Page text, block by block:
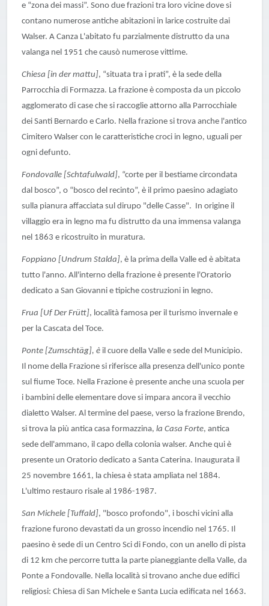
e “zona dei massi”. Sono due frazioni tra loro vicine dove si
contano numerose antiche abitazioni in larice costruite dai
Walser. A Canza L'abitato fu parzialmente distrutto da una
valanga nel 1951 che causò numerose vittime.
Chiesa [in der mattu], “situata tra i prati”, è la sede della
Parrocchia di Formazza. La frazione è composta da un piccolo
agglomerato di case che si raccoglie attorno alla Parrocchiale
dei Santi Bernardo e Carlo. Nella frazione si trova anche l'antico
Cimitero Walser con le caratteristiche croci in legno, uguali per
ogni defunto.
Fondovalle [Schtafulwald], “corte per il bestiame circondata
dal bosco”, o “bosco del recinto”, è il primo paesino adagiato
sulla pianura affacciata sul dirupo "delle Casse". In origine il
villaggio era in legno ma fu distrutto da una immensa valanga
nel 1863 e ricostruito in muratura.
Foppiano [Undrum Stalda], è la prima della Valle ed è abitata
tutto l'anno. All'interno della frazione è presente l'Oratorio
dedicato a San Giovanni e tipiche costruzioni in legno.
Frua [Uf Der Frütt], località famosa per il turismo invernale e
per la Cascata del Toce.
Ponte [Zumschtäg], è il cuore della Valle e sede del Municipio.
Il nome della Frazione si riferisce alla presenza dell'unico ponte
sul fiume Toce. Nella Frazione è presente anche una scuola per
i bambini delle elementare dove si impara ancora il vecchio
dialetto Walser. Al termine del paese, verso la frazione Brendo,
si trova la più antica casa formazzina, la Casa Forte, antica
sede dell'ammano, il capo della colonia walser. Anche qui è
presente un Oratorio dedicato a Santa Caterina. Inaugurata il
25 novembre 1661, la chiesa è stata ampliata nel 1884.
L'ultimo restauro risale al 1986-1987.
San Michele [Tuffald], "bosco profondo", i boschi vicini alla
frazione furono devastati da un grosso incendio nel 1765. Il
paesino è sede di un Centro Sci di Fondo, con un anello di pista
di 12 km che percorre tutta la parte pianeggiante della Valle, da
Ponte a Fondovalle. Nella località si trovano anche due edifici
religiosi: Chiesa di San Michele e Santa Lucia edificata nel 1663.